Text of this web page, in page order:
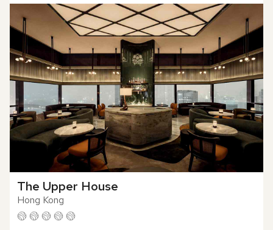
The Upper House
Hong Kong